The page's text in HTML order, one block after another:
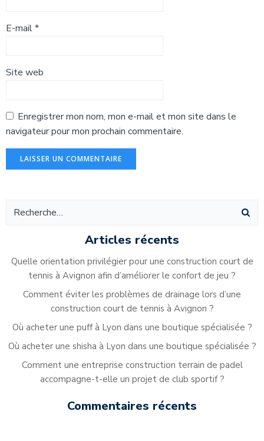
E-mail*
Site web
Enregistrer mon nom, mon e-mail et mon site dans le
navigateur pour mon prochain commentaire.
Articles récents
Quelle orientation privilégier pour une construction court de
tennis à Avignon afin d’améliorer le confort de jeu ?
Comment éviter les problèmes de drainage lors d’une
construction court de tennis à Avignon ?
Où acheter une puff à Lyon dans une boutique spécialisée ?
Où acheter une shisha à Lyon dans une boutique spécialisée ?
Comment une entreprise construction terrain de padel
accompagne-t-elle un projet de club sportif ?
Commentaires récents